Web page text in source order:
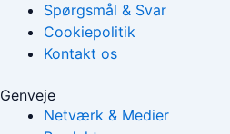
Spørgsmål & Svar
Cookiepolitik
Kontakt os
Genveje
Netværk & Medier